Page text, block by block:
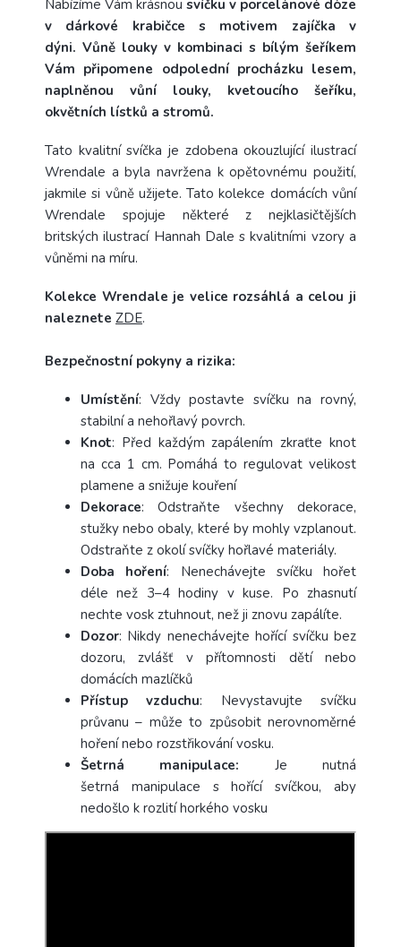
Nabízíme Vám krásnou svíčku v porcelánové dóze
v dárkové krabičce s motivem zajíčka v
dýni. Vůně louky v kombinaci s bílým šeříkem
Vám připomene odpolední procházku lesem,
naplněnou vůní louky, kvetoucího šeříku,
okvětních lístků a stromů.
Tato kvalitní svíčka je zdobena okouzlující ilustrací
Wrendale a byla navržena k opětovnému použití,
jakmile si vůně užijete. Tato kolekce domácích vůní
Wrendale spojuje některé z nejklasičtějších
britských ilustrací Hannah Dale s kvalitními vzory a
vůněmi na míru.
Kolekce Wrendale je velice rozsáhlá a celou ji
naleznete ZDE.
Bezpečnostní pokyny a rizika:
Umístění: Vždy postavte svíčku na rovný,
stabilní a nehořlavý povrch.
Knot: Před každým zapálením zkraťte knot
na cca 1 cm. Pomáhá to regulovat velikost
plamene a snižuje kouření
Dekorace: Odstraňte všechny dekorace,
stužky nebo obaly, které by mohly vzplanout.
Odstraňte z okolí svíčky hořlavé materiály.
Doba hoření: Nenechávejte svíčku hořet
déle než 3–4 hodiny v kuse. Po zhasnutí
nechte vosk ztuhnout, než ji znovu zapálíte.
Dozor: Nikdy nenechávejte hořící svíčku bez
dozoru, zvlášť v přítomnosti dětí nebo
domácích mazlíčků
Přístup vzduchu: Nevystavujte svíčku
průvanu – může to způsobit nerovnoměrné
hoření nebo rozstřikování vosku.
Šetrná manipulace: Je nutná
šetrná manipulace s hořící svíčkou, aby
nedošlo k rozlití horkého vosku